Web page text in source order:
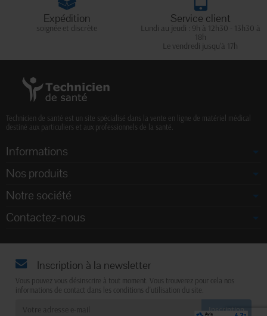
Expédition
soignée et discrète
Service client
Lundi au jeudi : 9h à 12h30 - 13h30 à
18h
Le vendredi jusqu'à 17h
Technicien de santé est un site spécialisé dans la vente en ligne de matériel médical
destiné aux particuliers et aux professionnels de la santé.
Informations
Nos produits
Notre société
Contactez-nous
Inscription à la newsletter
Vous pouvez vous désinscrire à tout moment. Vous trouverez pour cela nos
informations de contact dans les conditions d'utilisation du site.